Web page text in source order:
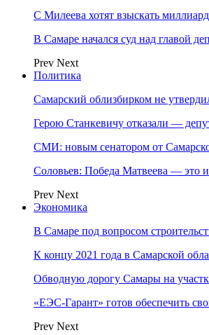
С Милеева хотят взыскать
В Самаре начался суд над главой
Prev Next
Политика
Самарский облизбирком не
Герою Станкевичу отказали —
СМИ: новым сенатором от
Соловьев: Победа Матвеева — это
Prev Next
Экономика
В Самаре под вопросом
К концу 2021 года в Самарской
Обводную дорогу Самары на
«ЕЭС-Гарант» готов обеспечить
Prev Next